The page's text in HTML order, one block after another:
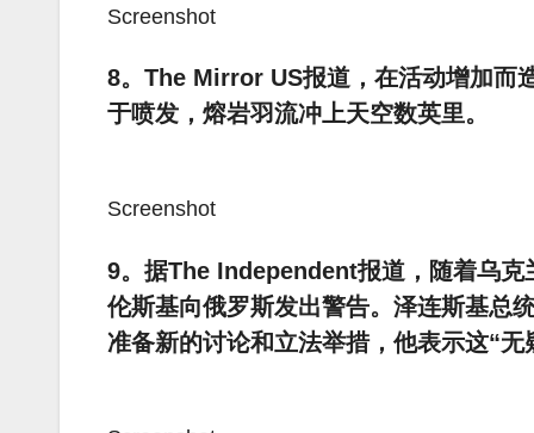
Screenshot
8。The Mirror US报道，在活动增加而
于喷发，熔岩羽流冲上天空数英里。
Screenshot
9。据The Independent报道，随着乌克
伦斯基向俄罗斯发出警告。泽连斯基总
准备新的讨论和立法举措，他表示这“